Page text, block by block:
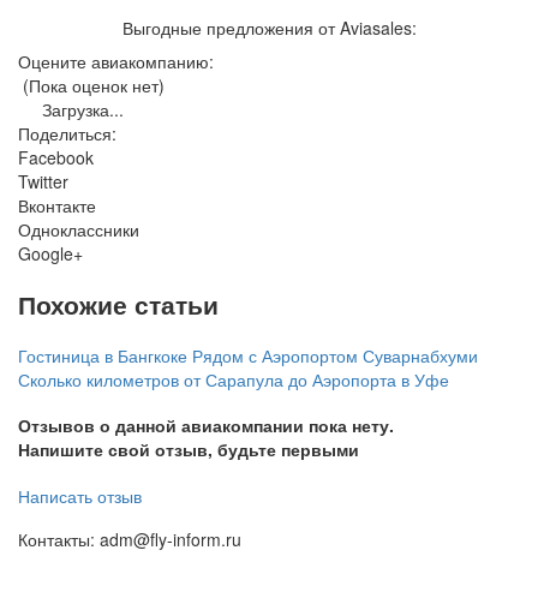
Выгодные предложения от Aviasales:
Оцените авиакомпанию:
(Пока оценок нет)
Загрузка...
Поделиться:
Facebook
Twitter
Вконтакте
Одноклассники
Google+
Похожие статьи
Гостиница в Бангкоке Рядом с Аэропортом Суварнабхуми
Сколько километров от Сарапула до Аэропорта в Уфе
Отзывов о данной авиакомпании пока нету.
Напишите свой отзыв, будьте первыми
Написать отзыв
Контакты: adm@fly-inform.ru